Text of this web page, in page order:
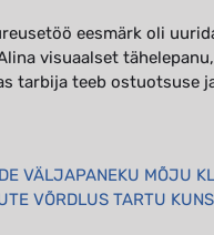
eesmärk oli
visuaalset
tarbija teeb ostuotsuse
VÄLJAPANEKU MÕJU
VÕRDLUS TARTU